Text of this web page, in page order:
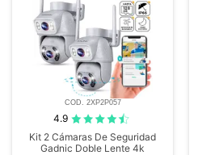
COD. 2XP2P057
4.9
Kit 2 Cámaras De Seguridad
Gadnic Doble Lente 4k